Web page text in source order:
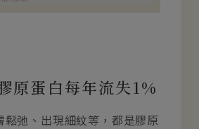
原蛋白每年流失1%
鬆弛、出現細紋等，都是膠原